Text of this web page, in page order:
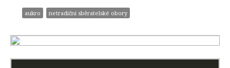
aukro netradiční sběratelské obory